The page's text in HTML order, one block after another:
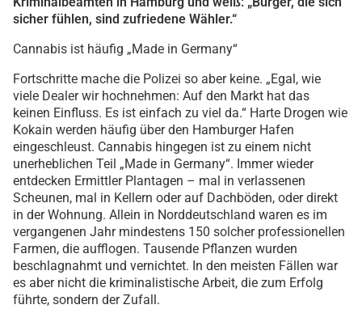
sicher fühlen, sind zufriedene Wähler.“
Cannabis ist häufig „Made in Germany“
Fortschritte mache die Polizei so aber keine. „Egal, wie
viele Dealer wir hochnehmen: Auf den Markt hat das
keinen Einfluss. Es ist einfach zu viel da.“ Harte Drogen wie
Kokain werden häufig über den Hamburger Hafen
eingeschleust. Cannabis hingegen ist zu einem nicht
unerheblichen Teil „Made in Germany“. Immer wieder
entdecken Ermittler Plantagen – mal in verlassenen
Scheunen, mal in Kellern oder auf Dachböden, oder direkt
in der Wohnung. Allein in Norddeutschland waren es im
vergangenen Jahr mindestens 150 solcher professionellen
Farmen, die aufflogen. Tausende Pflanzen wurden
beschlagnahmt und vernichtet. In den meisten Fällen war
es aber nicht die kriminalistische Arbeit, die zum Erfolg
führte, sondern der Zufall.